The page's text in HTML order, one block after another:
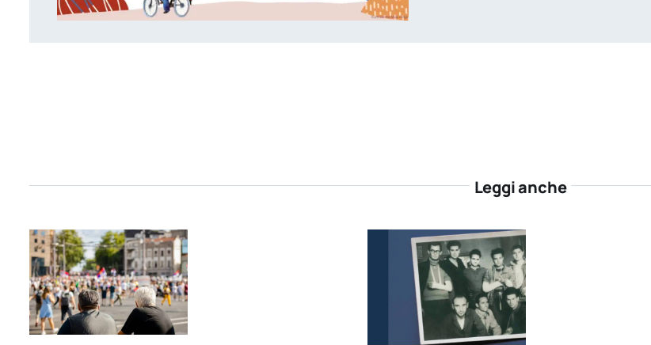
Leggi anche